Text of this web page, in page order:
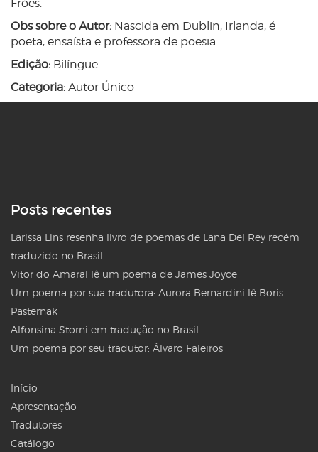
Fróes.
Obs sobre o Autor: Nascida em Dublin, Irlanda, é
poeta, ensaísta e professora de poesia.
Edição: Bilíngue
Categoria: Autor Único
Posts recentes
Larissa Lins resenha livro de poemas de Lana Del Rey recém
traduzido no Brasil
Vitor do Amaral lê um poema de James Joyce
Um poema por sua tradutora: Aurora Bernardini lê Boris
Pasternak
Alfonsina Storni em tradução no Brasil
Um poema por seu tradutor: Álvaro Faleiros
Início
Apresentação
Tradutores
Catálogo